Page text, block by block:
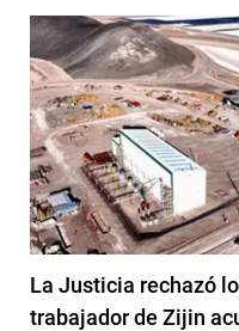
La Justicia rechazó
trabajador de Zijin